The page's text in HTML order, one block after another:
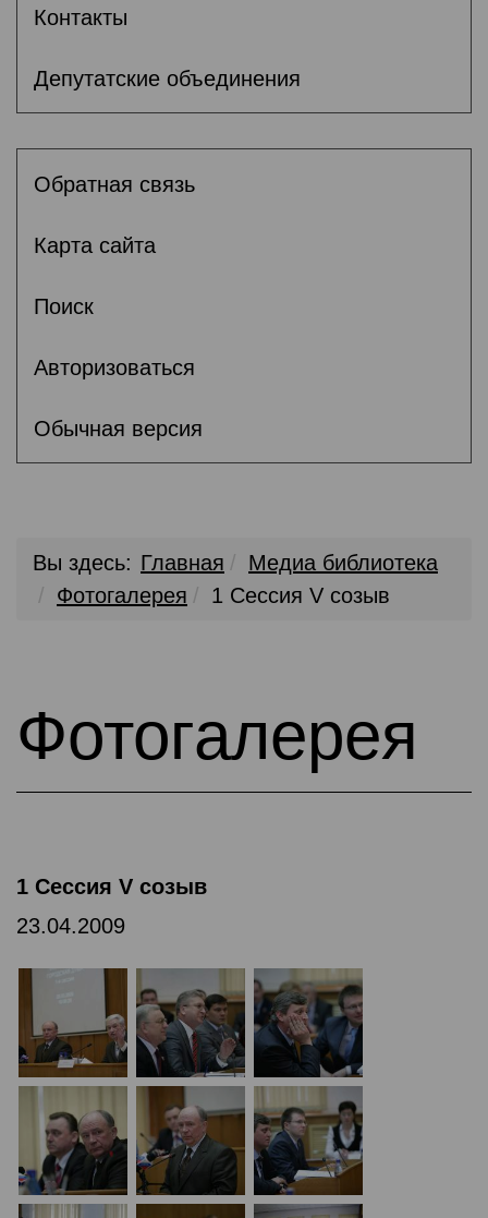
Контакты
Депутатские объединения
Обратная связь
Карта сайта
Поиск
Авторизоваться
Обычная версия
Вы здесь: Главная
Медиа библиотека
Фотогалерея
1 Сессия V созыв
Фотогалерея
1 Сессия V созыв
23.04.2009